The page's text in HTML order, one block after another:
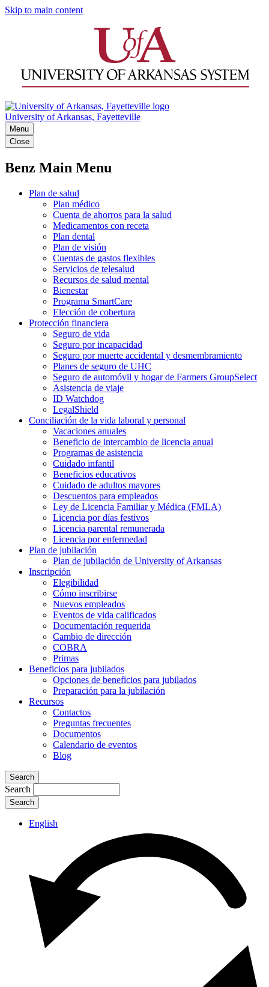
Skip to main content
University of Arkansas, Fayetteville
Menu
Close
Benz Main Menu
Plan de salud
Plan médico
Cuenta de ahorros para la salud
Medicamentos con receta
Plan dental
Plan de visión
Cuentas de gastos flexibles
Servicios de telesalud
Recursos de salud mental
Bienestar
Programa SmartCare
Elección de cobertura
Protección financiera
Seguro de vida
Seguro por incapacidad
Seguro por muerte accidental y desmembramiento
Planes de seguro de UHC
Seguro de automóvil y hogar de Farmers GroupSelect
Asistencia de viaje
ID Watchdog
LegalShield
Conciliación de la vida laboral y personal
Vacaciones anuales
Beneficio de intercambio de licencia anual
Programas de asistencia
Cuidado infantil
Beneficios educativos
Cuidado de adultos mayores
Descuentos para empleados
Ley de Licencia Familiar y Médica (FMLA)
Licencia por días festivos
Licencia parental remunerada
Licencia por enfermedad
Plan de jubilación
Plan de jubilación de University of Arkansas
Inscripción
Elegibilidad
Cómo inscribirse
Nuevos empleados
Eventos de vida calificados
Documentación requerida
Cambio de dirección
COBRA
Primas
Beneficios para jubilados
Opciones de beneficios para jubilados
Preparación para la jubilación
Recursos
Contactos
Preguntas frecuentes
Documentos
Calendario de eventos
Blog
Search
Search
English